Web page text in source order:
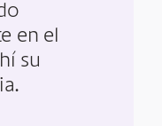
en el
su